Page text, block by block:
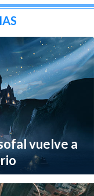
vuelve a